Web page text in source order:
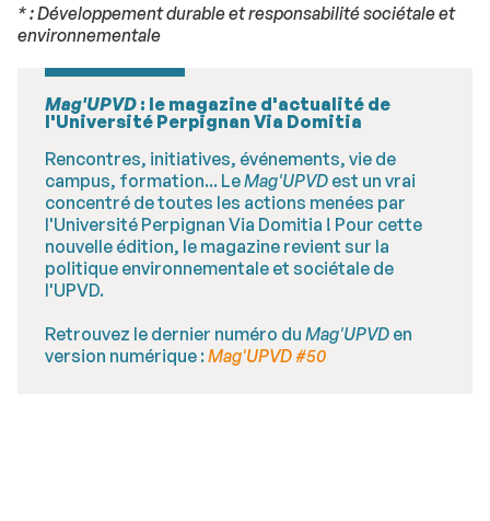
* : Développement durable et responsabilité sociétale et
environnementale
Mag'UPVD : le magazine d'actualité de
l'Université Perpignan Via Domitia
Rencontres, initiatives, événements, vie de
campus, formation... LeMag'UPVD est un vrai
concentré de toutes les actions menées par
l'Université Perpignan Via Domitia ! Pour cette
nouvelle édition, le magazine revient sur la
politique environnementale et sociétale de
l'UPVD.
Retrouvez le dernier numéro du Mag'UPVD en
version numérique :Mag'UPVD #50